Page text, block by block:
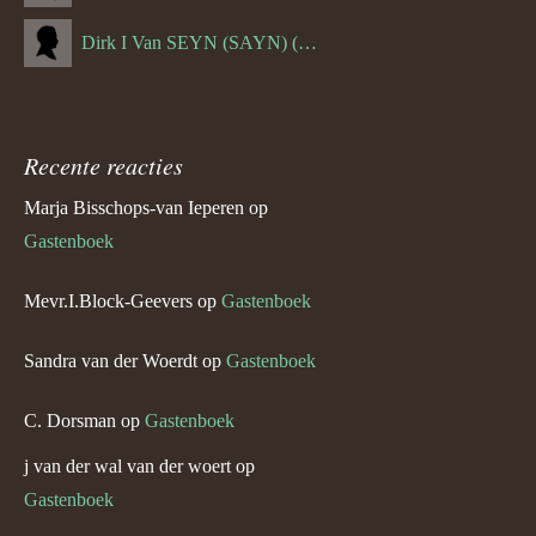
Dirk I Van SEYN (SAYN) (--1120)
Recente reacties
Marja Bisschops-van Ieperen op
Gastenboek
Mevr.I.Block-Geevers op Gastenboek
Sandra van der Woerdt op Gastenboek
C. Dorsman op Gastenboek
j van der wal van der woert op
Gastenboek